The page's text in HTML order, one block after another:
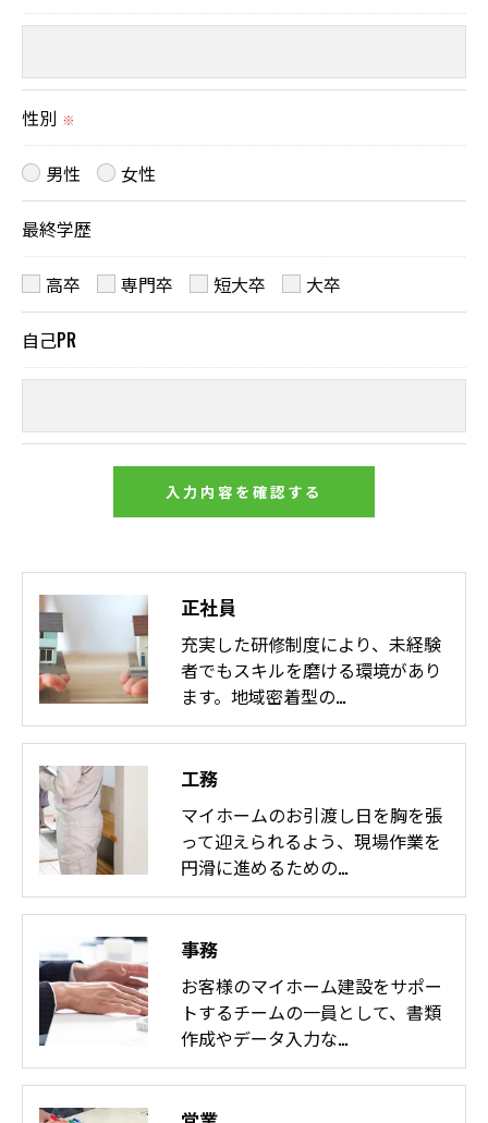
性別 ※
男性 女性
最終学歴
高卒 専門卒 短大卒 大卒
自己PR
正社員
充実した研修制度により、未経験
者でもスキルを磨ける環境があり
ます。地域密着型の…
工務
マイホームのお引渡し日を胸を張
って迎えられるよう、現場作業を
円滑に進めるための…
事務
お客様のマイホーム建設をサポー
トするチームの一員として、書類
作成やデータ入力な…